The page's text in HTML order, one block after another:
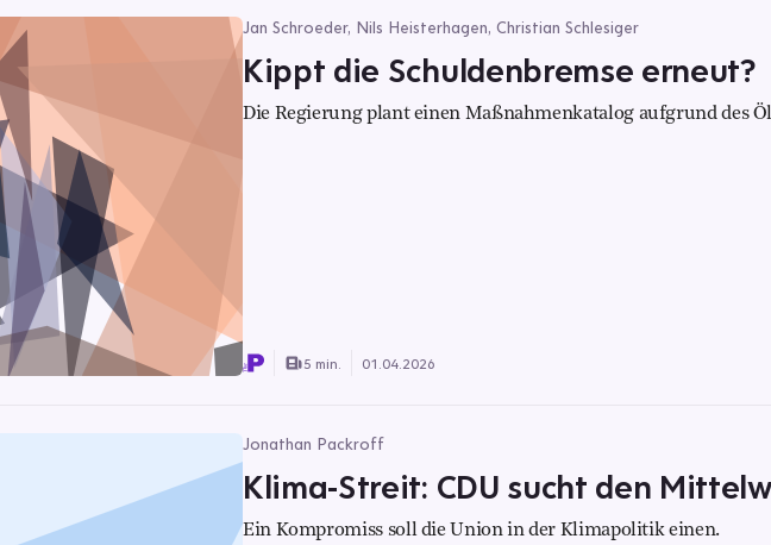
Jan Schroeder, Nils Heisterhagen, Christian Schlesiger
Kippt die Schuldenbremse erneut?
Die Regierung plant einen Maßnahmenkatalog aufgrund des
5 min. 01.04.2026
Jonathan Packroff
Klima-Streit: CDU sucht den
Ein Kompromiss soll die Union in der Klimapolitik einen.